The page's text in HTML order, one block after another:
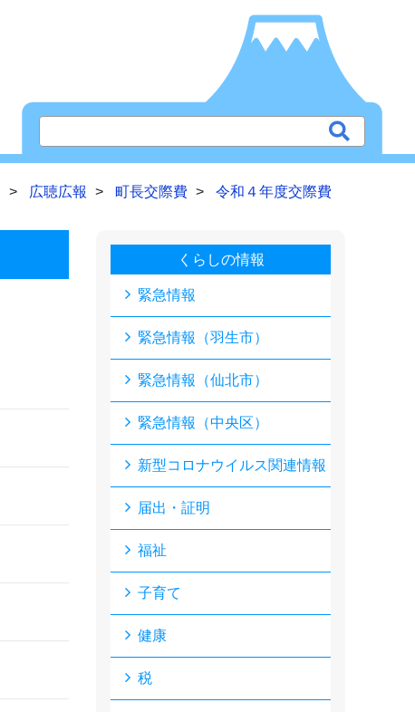
広聴広報 町長交際費 令和４年度交際費
くらしの情報
緊急情報
緊急情報（羽生市）
緊急情報（仙北市）
緊急情報（中央区）
新型コロナウイルス関連情報
届出・証明
福祉
子育て
健康
税